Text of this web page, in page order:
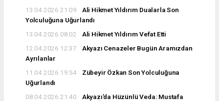
13.04.2026 21:09
Ali Hikmet Yıldırım Dualarla Son
Yolculuğuna Uğurlandı
13.04.2026 08:02
Ali Hikmet Yıldırım Vefat Etti
12.04.2026 12:37
Akyazı Cenazeler Bugün Aramızdan
Ayrılanlar
11.04.2026 19:54
Zübeyir Özkan Son Yolculuğuna
Uğurlandı
08.04.2026 21:40
Akyazı’da Hüzünlü Veda: Mustafa